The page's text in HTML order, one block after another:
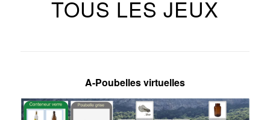
TOUS LES JEUX
A-Poubelles virtuelles